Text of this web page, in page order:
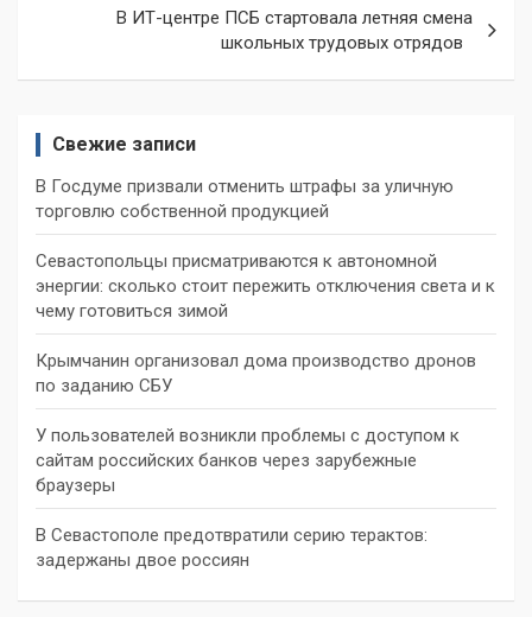
В ИТ-центре ПСБ стартовала летняя смена
школьных трудовых отрядов
Свежие записи
В Госдуме призвали отменить штрафы за уличную
торговлю собственной продукцией
Севастопольцы присматриваются к автономной
энергии: сколько стоит пережить отключения света и к
чему готовиться зимой
Крымчанин организовал дома производство дронов
по заданию СБУ
У пользователей возникли проблемы с доступом к
сайтам российских банков через зарубежные
браузеры
В Севастополе предотвратили серию терактов:
задержаны двое россиян